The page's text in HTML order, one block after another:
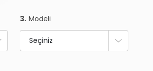
3. Modeli